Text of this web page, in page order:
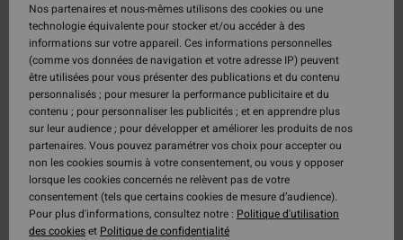
Nos partenaires et nous-mêmes utilisons des cookies ou une
technologie équivalente pour stocker et/ou accéder à des
informations sur votre appareil. Ces informations personnelles
(comme vos données de navigation et votre adresse IP) peuvent
être utilisées pour vous présenter des publications et du contenu
personnalisés ; pour mesurer la performance publicitaire et du
contenu ; pour personnaliser les publicités ; et en apprendre plus
sur leur audience ; pour développer et améliorer les produits de nos
partenaires. Vous pouvez paramétrer vos choix pour accepter ou
non les cookies soumis à votre consentement, ou vous y opposer
lorsque les cookies concernés ne relèvent pas de votre
consentement (tels que certains cookies de mesure d’audience).
Pour plus d'informations, consultez notre : Politique d'utilisation
des cookieset Politique de confidentialité